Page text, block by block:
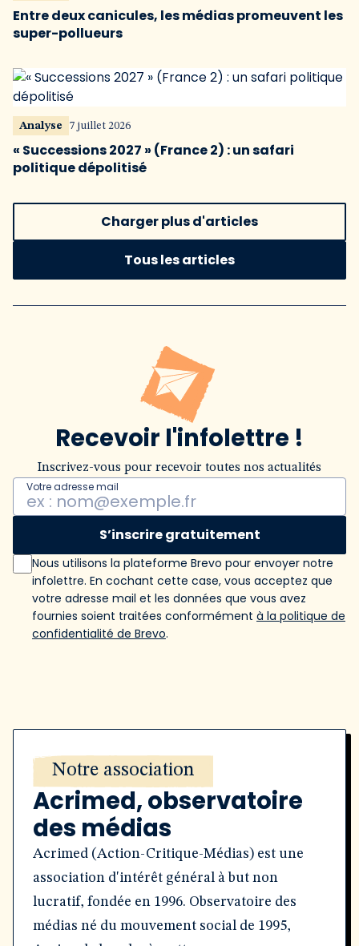
Entre deux canicules, les médias promeuvent les
super-pollueurs
Analyse 7 juillet 2026
« Successions 2027 » (France 2) : un safari
politique dépolitisé
Charger plus d'articles
Tous les articles
Recevoir l'infolettre !
Inscrivez-vous pour recevoir toutes nos actualités
Votre adresse mail
S’inscrire gratuitement
Nous utilisons la plateforme Brevo pour envoyer notre
infolettre. En cochant cette case, vous acceptez que
votre adresse mail et les données que vous avez
fournies soient traitées conformément à la politique de
confidentialité de Brevo.
Notre association
Acrimed, observatoire
des médias
Acrimed (Action-Critique-Médias) est une
association d'intérêt général à but non
lucratif, fondée en 1996. Observatoire des
médias né du mouvement social de 1995,